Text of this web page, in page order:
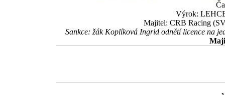
Výrok:
Majitel: CRB Racing
Sankce: žák Koplíková Ingrid odnětí licence na